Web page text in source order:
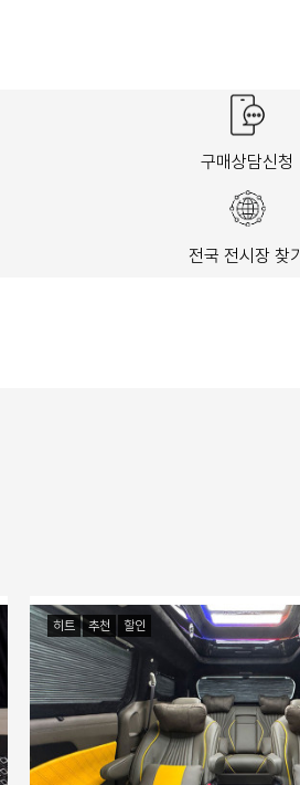
구매상담신청
전국 전시장 찾기
히트 추천 할인